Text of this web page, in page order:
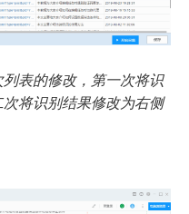
表的修改，第一次将识
将识别结果修改为右侧